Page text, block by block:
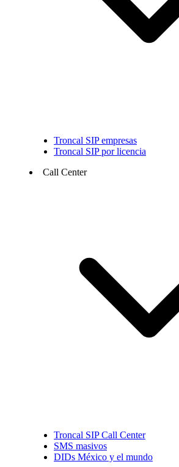
Troncal SIP empresas
Troncal SIP por licencia
Call Center
Troncal SIP Call Center
SMS masivos
DIDs México y el mundo